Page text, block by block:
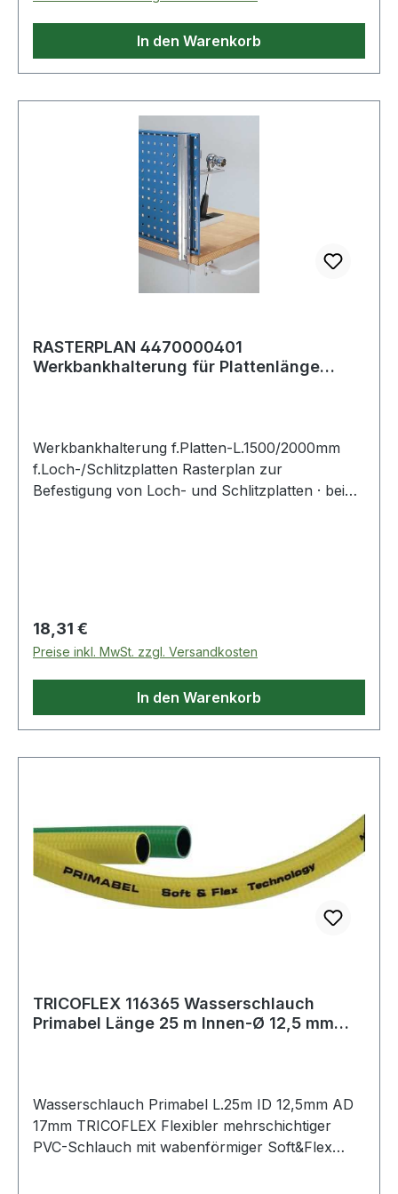
In den Warenkorb
RASTERPLAN 4470000401
Werkbankhalterung für Plattenlänge
Werkbankhalterung f.Platten-L.1500/2000mm
f.Loch-/Schlitzplatten Rasterplan zur
Befestigung von Loch- und Schlitzplatten · bei
Regulärer Preis:
18,31 €
Preise inkl. MwSt. zzgl. Versandkosten
In den Warenkorb
TRICOFLEX 116365 Wasserschlauch
Primabel Länge 25 m Innen-Ø 12,5 mm
Wasserschlauch Primabel L.25m ID 12,5mm AD
17mm TRICOFLEX Flexibler mehrschichtiger
PVC-Schlauch mit wabenförmiger Soft&Flex